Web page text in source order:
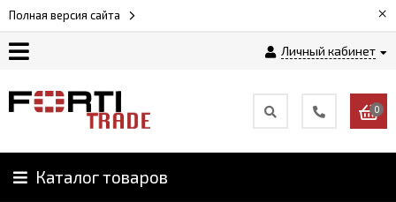
Полная версия сайта ×
Личный кабинет
0
Каталог товаров